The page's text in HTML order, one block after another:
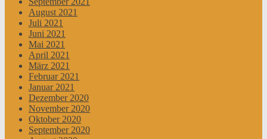
August 2021
Juli 2021
Juni 2021
Mai 2021
April 2021
März 2021
Februar 2021
Januar 2021
Dezember 2020
November 2020
Oktober 2020
September 2020